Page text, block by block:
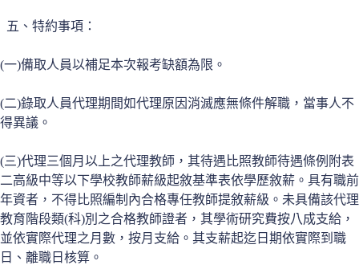
五、特約事項：
(一)備取人員以補足本次報考缺額為限。
(二)錄取人員代理期間如代理原因消滅應無條件解職，當事人不
得異議。
(三)代理三個月以上之代理教師，其待遇比照教師待遇條例附表
二高級中等以下學校教師薪級起敘基準表依學歷敘薪。具有職前
年資者，不得比照編制內合格專任教師提敘薪級。未具備該代理
教育階段類(科)別之合格教師證者，其學術研究費按八成支給，
並依實際代理之月數，按月支給。其支薪起迄日期依實際到職
日、離職日核算。